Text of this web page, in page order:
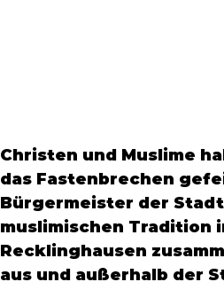
Christen und Muslime
das Fastenbrechen
Bürgermeister der
muslimischen Tradition
Recklinghausen
aus und außerhalb der